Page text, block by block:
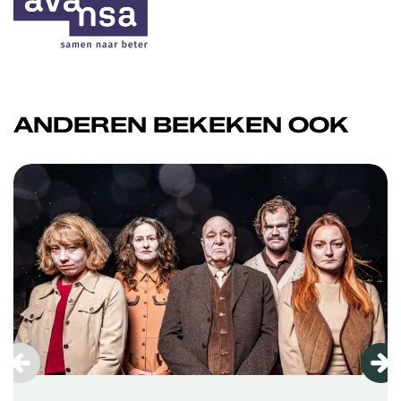
ANDEREN BEKEKEN OOK
Overslaan